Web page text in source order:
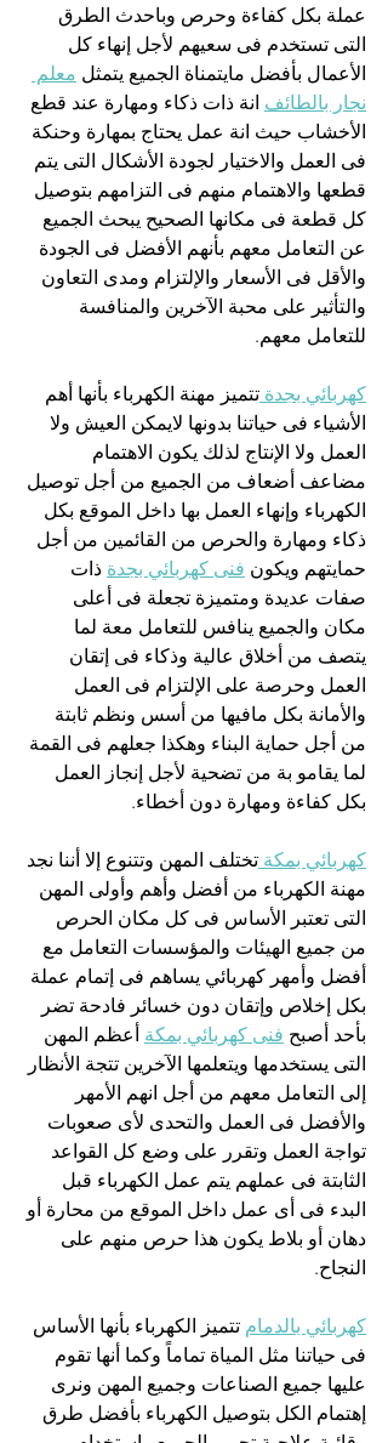
عملة بكل كفاءة وحرص وباحدث الطرق
التى تستخدم فى سعيهم لأجل إنهاء كل
الأعمال بأفضل مايتمناة الجميع يتمثل معلم
نجار بالطائف انة ذات ذكاء ومهارة عند قطع
الأخشاب حيث انة عمل يحتاج بمهارة وحنكة
فى العمل والاختيار لجودة الأشكال التى يتم
قطعها والاهتمام منهم فى التزامهم بتوصيل
كل قطعة فى مكانها الصحيح يبحث الجميع
عن التعامل معهم بأنهم الأفضل فى الجودة
والأقل فى الأسعار والإلتزام ومدى التعاون
والتأثير على محبة الآخرين والمنافسة
للتعامل معهم.
كهربائي بجدة تتميز مهنة الكهرباء بأنها أهم
الأشياء فى حياتنا بدونها لايمكن العيش ولا
العمل ولا الإنتاج لذلك يكون الاهتمام
مضاعف أضعاف من الجميع من أجل توصيل
الكهرباء وإنهاء العمل بها داخل الموقع بكل
ذكاء ومهارة والحرص من القائمين من أجل
حمايتهم ويكون فنى كهربائي بجدة ذات
صفات عديدة ومتميزة تجعلة فى أعلى
مكان والجميع ينافس للتعامل معة لما
يتصف من أخلاق عالية وذكاء فى إتقان
العمل وحرصة على الإلتزام فى العمل
والأمانة بكل مافيها من أسس ونظم ثابتة
من أجل حماية البناء وهكذا جعلهم فى القمة
لما يقامو بة من تضحية لأجل إنجاز العمل
بكل كفاءة ومهارة دون أخطاء.
كهربائي بمكة تختلف المهن وتتنوع إلا أننا نجد
مهنة الكهرباء من أفضل وأهم وأولى المهن
التى تعتبر الأساس فى كل مكان الحرص
من جميع الهيئات والمؤسسات التعامل مع
أفضل وأمهر كهربائي يساهم فى إتمام عملة
بكل إخلاص وإتقان دون خسائر فادحة تضر
بأحد أصبح فنى كهربائي بمكة أعظم المهن
التى يستخدمها ويتعلمها الآخرين تتجة الأنظار
إلى التعامل معهم من أجل انهم الأمهر
والأفضل فى العمل والتحدى لأى صعوبات
تواجة العمل وتقرر على وضع كل القواعد
الثابتة فى عملهم يتم عمل الكهرباء قبل
البدء فى أى عمل داخل الموقع من محارة أو
دهان أو بلاط يكون هذا حرص منهم على
النجاح.
كهربائي بالدمام تتميز الكهرباء بأنها الأساس
فى حياتنا مثل المياة تماماً وكما أنها تقوم
عليها جميع الصناعات وجميع المهن ونرى
إهتمام الكل بتوصيل الكهرباء بأفضل طرق